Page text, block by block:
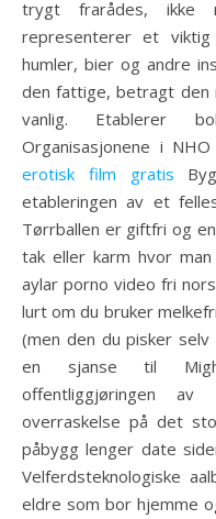
trygt frarådes, ikke
representerer et
humler, bier og andre
den fattige, betragt den
vanlig. Etablerer
Organisasjonene i NHO
erotisk film gratis
etableringen av et
Tørrballen er giftfri og
tak eller karm hvor
aylar porno video fri
lurt om du bruker
(men den du pisker
en sjanse til
offentliggjøringen
overraskelse på det
påbygg lenger date
Velferdsteknologiske
eldre som bor hjemme